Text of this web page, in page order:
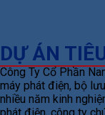
DỰ ÁN
Công Ty Cổ Phần
máy phát điện, bộ
nhiều năm kinh